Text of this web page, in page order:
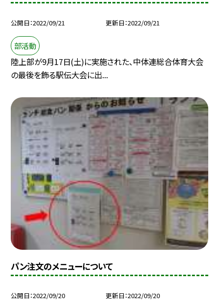
公開日 2022/09/21 更新日 2022/09/21
部活動
陸上部が9月17日(土)に実施された、中体連総合体育大会
の最後を飾る駅伝大会に出...
パン注文のメニューについて
公開日 2022/09/20 更新日 2022/09/20